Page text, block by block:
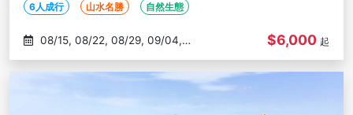
6人成行 山水名勝 自然生態
09/06
$6,000 起